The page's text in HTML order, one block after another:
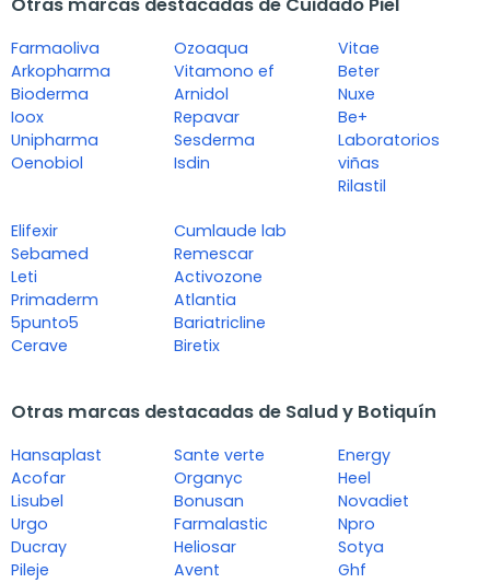
Otras marcas destacadas de Cuidado Piel
Farmaoliva
Arkopharma
Bioderma
Ioox
Unipharma
Oenobiol
Ozoaqua
Vitamono ef
Arnidol
Repavar
Sesderma
Isdin
Vitae
Beter
Nuxe
Be+
Laboratorios
viñas
Rilastil
Elifexir
Sebamed
Leti
Primaderm
5punto5
Cerave
Cumlaude lab
Remescar
Activozone
Atlantia
Bariatricline
Biretix
Otras marcas destacadas de Salud y Botiquín
Hansaplast
Acofar
Lisubel
Urgo
Ducray
Pileje
Sante verte
Organyc
Bonusan
Farmalastic
Heliosar
Avent
Energy
Heel
Novadiet
Npro
Sotya
Ghf